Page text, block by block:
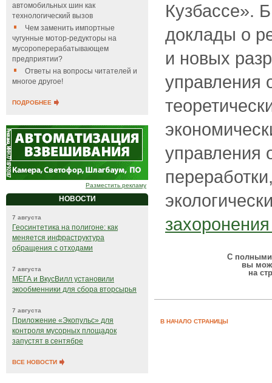
автомобильных шин как
технологический вызов
Чем заменить импортные
чугунные мотор-редукторы на
мусороперерабатывающем
предприятии?
Ответы на вопросы читателей и
многое другое!
ПОДРОБНЕЕ
Разместить рекламу
НОВОСТИ
7 августа
Геосинтетика на полигоне: как
меняется инфраструктура
обращения с отходами
7 августа
МЕГА и ВкусВилл установили
экообменники для сбора вторсырья
7 августа
Приложение «Экопульс» для
контроля мусорных площадок
запустят в сентябре
ВСЕ НОВОСТИ
Кузбассе».
доклады о
и новых
управления
управления
С полными
вы
на
В НАЧАЛО СТРАНИЦЫ